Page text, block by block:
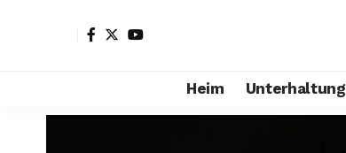
Heim Unterhaltung